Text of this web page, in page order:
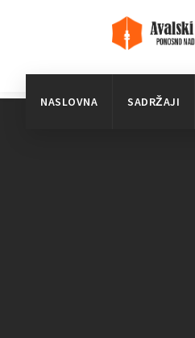
NASLOVNA SADRŽAJI